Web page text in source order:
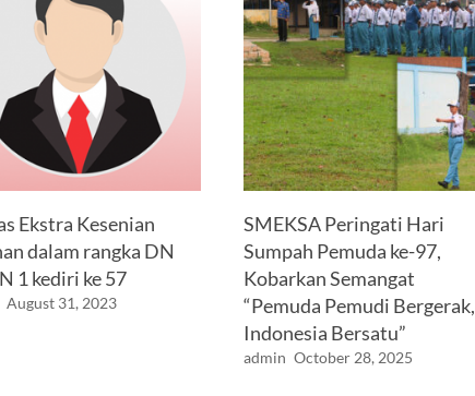
Ekstra Kesenian
dalam rangka DN
1 kediri ke 57
August 31, 2023
SMEKSA Peringati Hari
Sumpah Pemuda ke-97,
Kobarkan Semangat
“Pemuda Pemudi Bergerak,
Indonesia Bersatu”
admin October 28, 2025